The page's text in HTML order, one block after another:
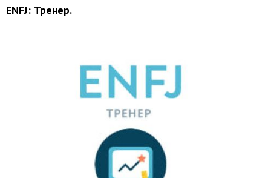
ENFJ: Тренер.